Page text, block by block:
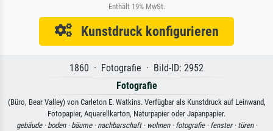
Enthält 19% MwSt.
Kunstdruck konfigurieren
1860 · Fotografie · Bild-ID: 2952
Fotografie
(Büro, Bear Valley) von Carleton E. Watkins. Verfügbar als Kunstdruck auf Leinwand,
Fotopapier, Aquarellkarton, Naturpapier oder Japanpapier.
gebäude · boden · bäume · nachbarschaft · wohnen · fotografie · fenster · türen ·